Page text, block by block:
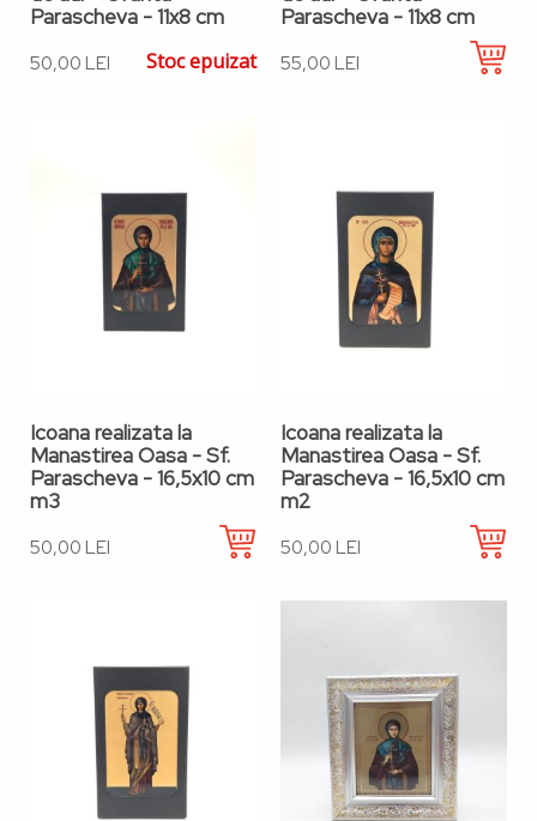
Parascheva - 11x8 cm
50,00 LEI Stoc epuizat
Parascheva - 11x8 cm
55,00 LEI
Icoana realizata la
Manastirea Oasa - Sf.
Parascheva - 16,5x10 cm
m3
50,00 LEI
Icoana realizata la
Manastirea Oasa - Sf.
Parascheva - 16,5x10 cm
m2
50,00 LEI